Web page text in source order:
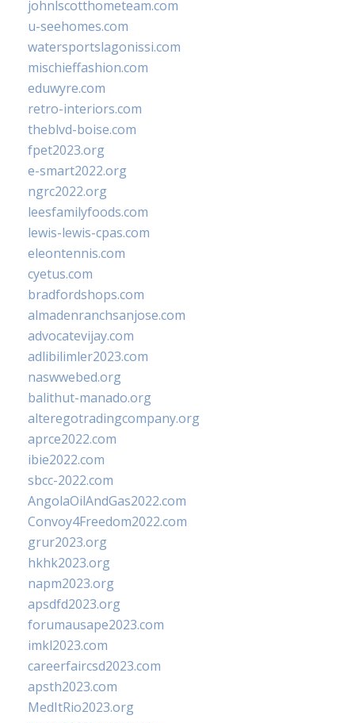
johnlscotthometeam.com
u-seehomes.com
watersportslagonissi.com
mischieffashion.com
eduwyre.com
retro-interiors.com
theblvd-boise.com
fpet2023.org
e-smart2022.org
ngrc2022.org
leesfamilyfoods.com
lewis-lewis-cpas.com
eleontennis.com
cyetus.com
bradfordshops.com
almadenranchsanjose.com
advocatevijay.com
adlibilimler2023.com
naswwebed.org
balithut-manado.org
alteregotradingcompany.org
aprce2022.com
ibie2022.com
sbcc-2022.com
AngolaOilAndGas2022.com
Convoy4Freedom2022.com
grur2023.org
hkhk2023.org
napm2023.org
apsdfd2023.org
forumausape2023.com
imkl2023.com
careerfaircsd2023.com
apsth2023.com
MedItRio2023.org